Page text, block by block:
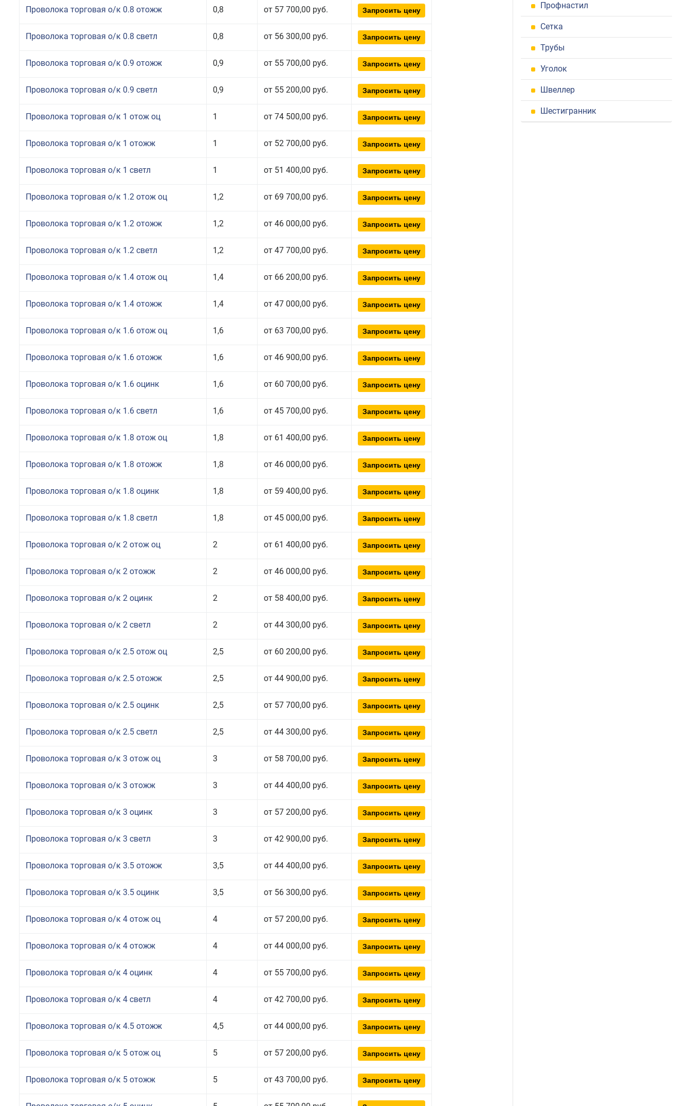
Проволока торговая о/к 0.8 отожж 0,8 от 57 700,00 руб. Запросить цену
Проволока торговая о/к 0.8 светл 0,8 от 56 300,00 руб. Запросить цену
Проволока торговая о/к 0.9 отожж 0,9 от 55 700,00 руб. Запросить цену
Проволока торговая о/к 0.9 светл 0,9 от 55 200,00 руб. Запросить цену
Проволока торговая о/к 1 отож оц 1 от 74 500,00 руб. Запросить цену
Проволока торговая о/к 1 отожж 1 от 52 700,00 руб. Запросить цену
Проволока торговая о/к 1 светл 1 от 51 400,00 руб. Запросить цену
Проволока торговая о/к 1.2 отож оц 1,2 от 69 700,00 руб. Запросить цену
Проволока торговая о/к 1.2 отожж 1,2 от 46 000,00 руб. Запросить цену
Проволока торговая о/к 1.2 светл 1,2 от 47 700,00 руб. Запросить цену
Проволока торговая о/к 1.4 отож оц 1,4 от 66 200,00 руб. Запросить цену
Проволока торговая о/к 1.4 отожж 1,4 от 47 000,00 руб. Запросить цену
Проволока торговая о/к 1.6 отож оц 1,6 от 63 700,00 руб. Запросить цену
Проволока торговая о/к 1.6 отожж 1,6 от 46 900,00 руб. Запросить цену
Проволока торговая о/к 1.6 оцинк 1,6 от 60 700,00 руб. Запросить цену
Проволока торговая о/к 1.6 светл 1,6 от 45 700,00 руб. Запросить цену
Проволока торговая о/к 1.8 отож оц 1,8 от 61 400,00 руб. Запросить цену
Проволока торговая о/к 1.8 отожж 1,8 от 46 000,00 руб. Запросить цену
Проволока торговая о/к 1.8 оцинк 1,8 от 59 400,00 руб. Запросить цену
Проволока торговая о/к 1.8 светл 1,8 от 45 000,00 руб. Запросить цену
Проволока торговая о/к 2 отож оц 2 от 61 400,00 руб. Запросить цену
Проволока торговая о/к 2 отожж 2 от 46 000,00 руб. Запросить цену
Проволока торговая о/к 2 оцинк 2 от 58 400,00 руб. Запросить цену
Проволока торговая о/к 2 светл 2 от 44 300,00 руб. Запросить цену
Проволока торговая о/к 2.5 отож оц 2,5 от 60 200,00 руб. Запросить цену
Проволока торговая о/к 2.5 отожж 2,5 от 44 900,00 руб. Запросить цену
Проволока торговая о/к 2.5 оцинк 2,5 от 57 700,00 руб. Запросить цену
Проволока торговая о/к 2.5 светл 2,5 от 44 300,00 руб. Запросить цену
Проволока торговая о/к 3 отож оц 3 от 58 700,00 руб. Запросить цену
Проволока торговая о/к 3 отожж 3 от 44 400,00 руб. Запросить цену
Проволока торговая о/к 3 оцинк 3 от 57 200,00 руб. Запросить цену
Проволока торговая о/к 3 светл 3 от 42 900,00 руб. Запросить цену
Проволока торговая о/к 3.5 отожж 3,5 от 44 400,00 руб. Запросить цену
Проволока торговая о/к 3.5 оцинк 3,5 от 56 300,00 руб. Запросить цену
Проволока торговая о/к 4 отож оц 4 от 57 200,00 руб. Запросить цену
Проволока торговая о/к 4 отожж 4 от 44 000,00 руб. Запросить цену
Проволока торговая о/к 4 оцинк 4 от 55 700,00 руб. Запросить цену
Проволока торговая о/к 4 светл 4 от 42 700,00 руб. Запросить цену
Проволока торговая о/к 4.5 отожж 4,5 от 44 000,00 руб. Запросить цену
Проволока торговая о/к 5 отож оц 5 от 57 200,00 руб. Запросить цену
Проволока торговая о/к 5 отожж 5 от 43 700,00 руб. Запросить цену
Профнастил
Сетка
Трубы
Уголок
Швеллер
Шестигранник